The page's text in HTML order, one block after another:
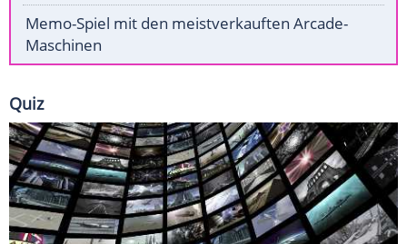
Memo-Spiel mit den meistverkauften Arcade-
Maschinen
Quiz